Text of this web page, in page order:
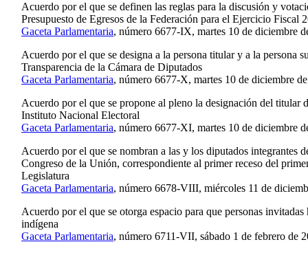
Acuerdo por el que se definen las reglas para la discusión y
Presupuesto de Egresos de la Federación para el Ejercicio Fiscal
Gaceta Parlamentaria, número 6677-IX, martes 10 de diciembre
Acuerdo por el que se designa a la persona titular y a la persona
Transparencia de la Cámara de Diputados
Gaceta Parlamentaria, número 6677-X, martes 10 de diciembre
Acuerdo por el que se propone al pleno la designación del titular
Instituto Nacional Electoral
Gaceta Parlamentaria, número 6677-XI, martes 10 de diciembre
Acuerdo por el que se nombran a las y los diputados integrantes
Congreso de la Unión, correspondiente al primer receso del
Legislatura
Gaceta Parlamentaria, número 6678-VIII, miércoles 11 de
Acuerdo por el que se otorga espacio para que personas
indígena
Gaceta Parlamentaria, número 6711-VII, sábado 1 de febrero de